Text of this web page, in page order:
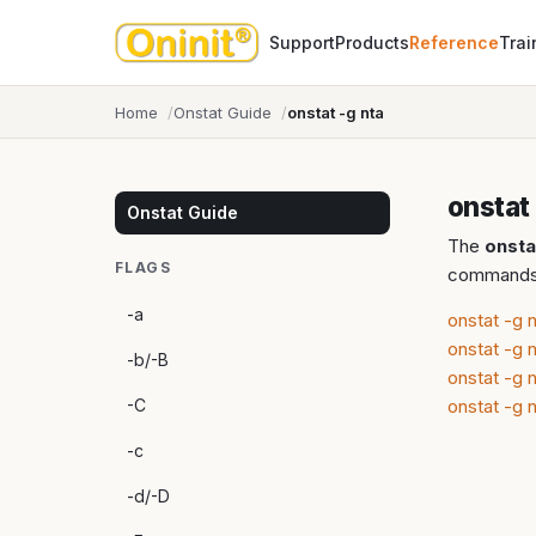
SupportProductsReference
Home Onstat Guide onstat -g nta
Onstat Guide
FLAGS
-a
-b/-B
-C
-c
-d/-D
onstat
The
onstat -g
onstat -g
onstat -g
onstat -g